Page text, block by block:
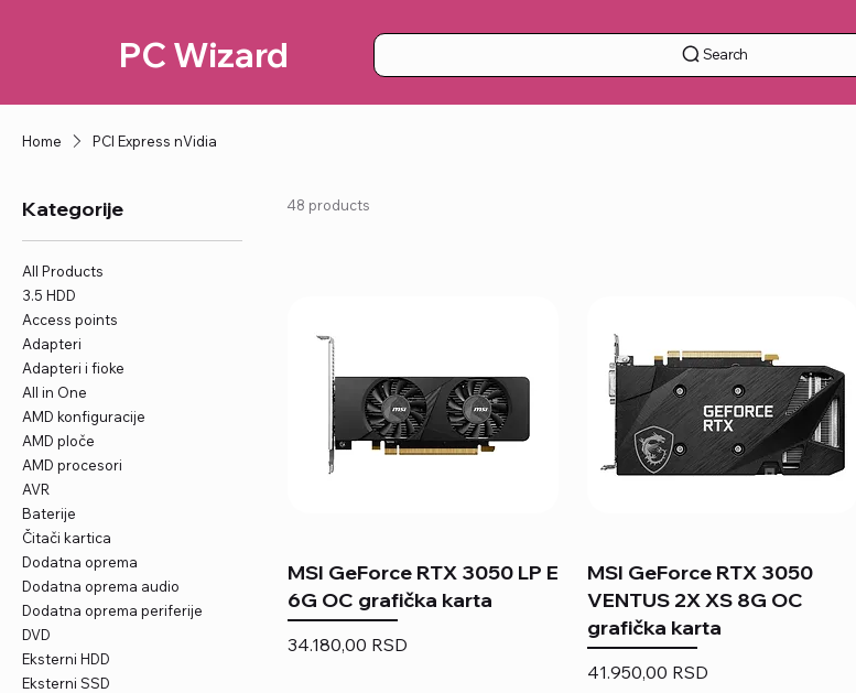
PC Wizard Search
Home PCI Express nVidia
Kategorije
All Products
3.5 HDD
Access points
Adapteri
Adapteri i fioke
All in One
AMD konfiguracije
AMD ploče
AMD procesori
AVR
Baterije
Čitači kartica
Dodatna oprema
Dodatna oprema audio
Dodatna oprema periferije
DVD
Eksterni HDD
Eksterni SSD
48 products
MSI GeForce RTX 3050 LP E
6G OC grafička karta
Price
34.180,00 RSD
MSI GeForce RTX 3050
VENTUS 2X XS 8G OC
grafička karta
Price
41.950,00 RSD